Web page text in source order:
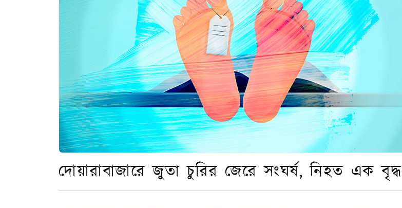
দোয়ারাবাজারে জুতা চুরির জেরে সংঘর্ষ, নিহত এক বৃদ্ধ